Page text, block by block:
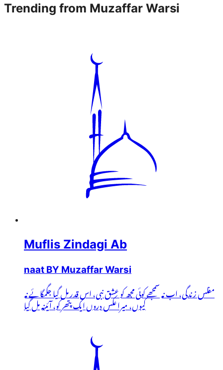
Trending from Muzaffar Warsi
Muflis Zindagi Ab
naat BY Muzaffar Warsi
مفلس زندگی، اب نہ سمجھے کوئی مجھ کو عشق نبی، اس قدر مل گیا جگمگائے نہ
کیوں، میرا عکس دروں ایک پتھر کو، آئینہ مل گیا